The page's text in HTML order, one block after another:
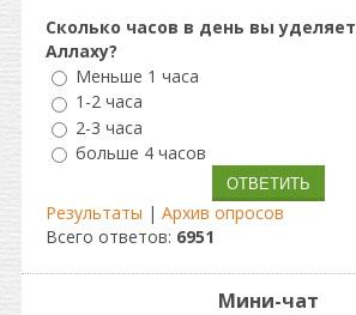
Сколько часов в день вы
Аллаху?
Меньше 1 часа
1-2 часа
2-3 часа
больше 4 часов
Результаты | Архив опросов
Всего ответов: 6951
Мини-чат